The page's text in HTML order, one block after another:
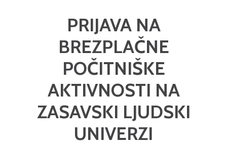
PRIJAVA NA
BREZPLAČNE
POČITNIŠKE
AKTIVNOSTI NA
ZASAVSKI LJUDSKI
UNIVERZI